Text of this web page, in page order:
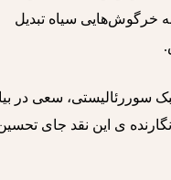
خرگوش‌هایی سیاه تبدیل
سوررئالیستی، سعی در
ی این نقد جای